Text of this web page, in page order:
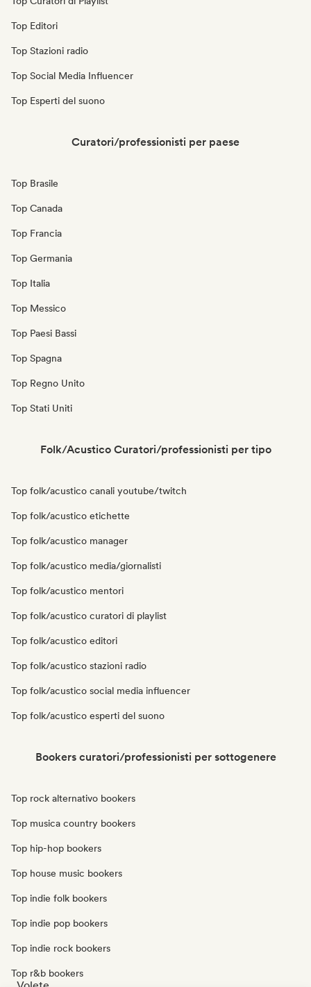
Top Editori
Top Stazioni radio
Top Social Media Influencer
Top Esperti del suono
Curatori/professionisti per paese
Top Brasile
Top Canada
Top Francia
Top Germania
Top Italia
Top Messico
Top Paesi Bassi
Top Spagna
Top Regno Unito
Top Stati Uniti
Folk/Acustico Curatori/professionisti per tipo
Top folk/acustico canali youtube/twitch
Top folk/acustico etichette
Top folk/acustico manager
Top folk/acustico media/giornalisti
Top folk/acustico mentori
Top folk/acustico curatori di playlist
Top folk/acustico editori
Top folk/acustico stazioni radio
Top folk/acustico social media influencer
Top folk/acustico esperti del suono
Bookers curatori/professionisti per sottogenere
Top rock alternativo bookers
Top musica country bookers
Top hip-hop bookers
Top house music bookers
Top indie folk bookers
Top indie pop bookers
Top indie rock bookers
Top r&b bookers